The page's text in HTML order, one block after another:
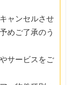
ャンセルさせ
めご了承のう
サービスをご